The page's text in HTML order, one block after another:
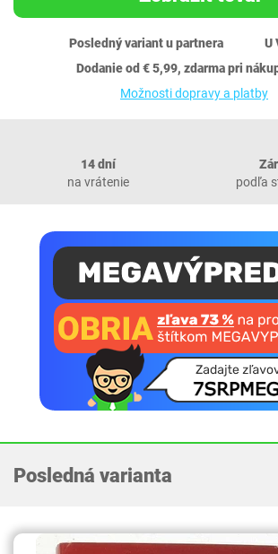
Posledný variant u partnera
U
Dodanie od € 5,99, zdarma pri
Možnosti dopravy a platby
14 dní
na vrátenie
podľa
Posledná varianta